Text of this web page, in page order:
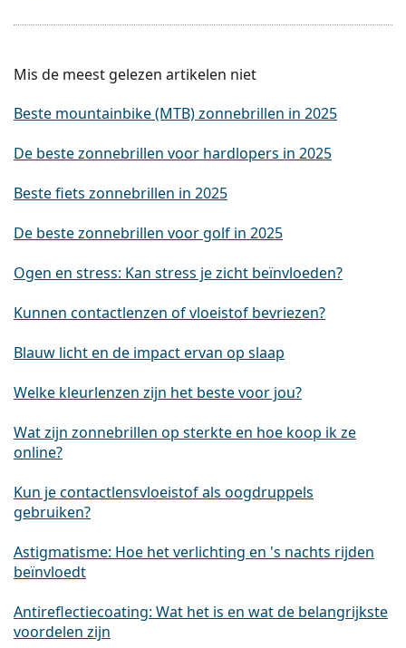
Mis de meest gelezen artikelen niet
Beste mountainbike (MTB) zonnebrillen in 2025
De beste zonnebrillen voor hardlopers in 2025
Beste fiets zonnebrillen in 2025
De beste zonnebrillen voor golf in 2025
Ogen en stress: Kan stress je zicht beïnvloeden?
Kunnen contactlenzen of vloeistof bevriezen?
Blauw licht en de impact ervan op slaap
Welke kleurlenzen zijn het beste voor jou?
Wat zijn zonnebrillen op sterkte en hoe koop ik ze
online?
Kun je contactlensvloeistof als oogdruppels
gebruiken?
Astigmatisme: Hoe het verlichting en 's nachts rijden
beïnvloedt
Antireflectiecoating: Wat het is en wat de belangrijkste
voordelen zijn